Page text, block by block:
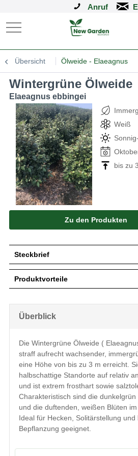
Anruf
Übersicht Ölweide - Elaeagnus
Wintergrüne Ölweide
Elaeagnus ebbingei
Weiß
bis zu
Zu den Produkten
Steckbrief
Zuwachs
Wuchsbreite
2 bis 3 m
Wuchsform
Frucht
Fruchtlos
Blüte
Weiß, unauffällig,
November
Blütezeit
Oktober - November
Boden
relativ
alkalischen
Standort
Sonnig bis
Verwendung
Solitärelement,
Gruppengehölz,
selten zu sehende
Produktvorteile
sehr langlebig und pflegeleicht
extrem robust und anspruchslos
sehr schnittverträglich
optimal für küstennahe
Bepflanzung (salztolerant)
geringer Jahreszuwachs
Überblick
Die Wintergrüne Ölweide (
straff aufrecht wachsender,
eine Höhe von bis zu 3 m erreicht.
halbschattige Standorte auf relativ
und ist extrem frosthart sowie
Charakteristisch sind die
und die duftenden, weißen Blüten
Ideal für Hecken, Solitärstellung und
Bepflanzung geeignet.